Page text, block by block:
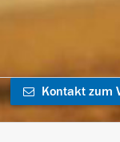
Kontakt zum